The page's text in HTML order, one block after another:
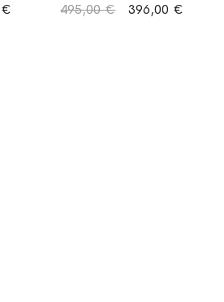
€
bracciale acciaio
396,00 €
495,00 €